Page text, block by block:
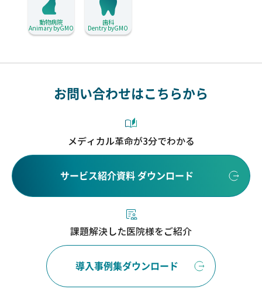
動物病院
Animary byGMO
歯科
Dentry byGMO
お問い合わせはこちらから
メディカル革命が3分でわかる
サービス紹介資料 ダウンロード
課題解決した医院様をご紹介
導入事例集ダウンロード